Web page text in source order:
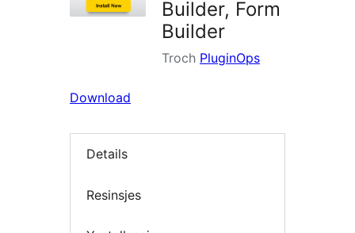
Builder, Form
Builder
Troch PluginOps
Download
Details
Resinsjes